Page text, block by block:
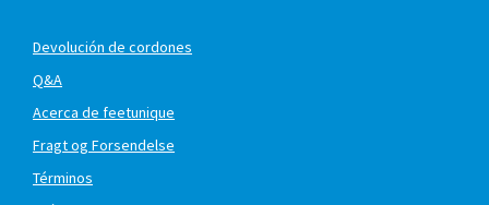
Devolución de cordones
Q&A
Acerca de feetunique
Fragt og Forsendelse
Términos